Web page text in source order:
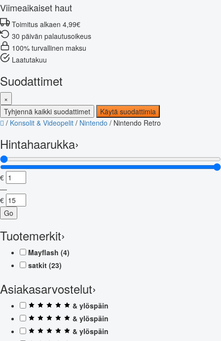
Viimeaikaiset haut
Toimitus alkaen 4,99€
30 päivän palautusoikeus
100% turvallinen maksu
Laatutakuu
Suodattimet
×
Tyhjennä kaikki suodattimet
Käytä suodattimia
/ Konsolit & Videopelit / Nintendo / Nintendo Retro
Hintahaarukka›
€
—
€
Go
Tuotemerkit›
Mayflash (4)
satkit (23)
Asiakasarvostelut›
& ylöspäin
& ylöspäin
& ylöspäin